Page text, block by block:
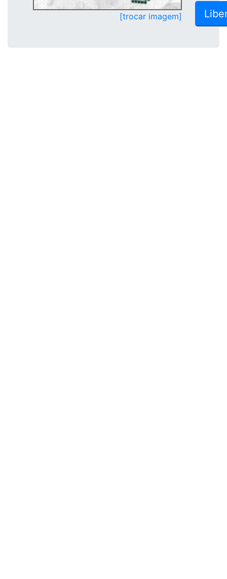
[trocar imagem]